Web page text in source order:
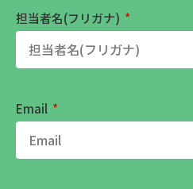
担当者名(フリガナ)
Email